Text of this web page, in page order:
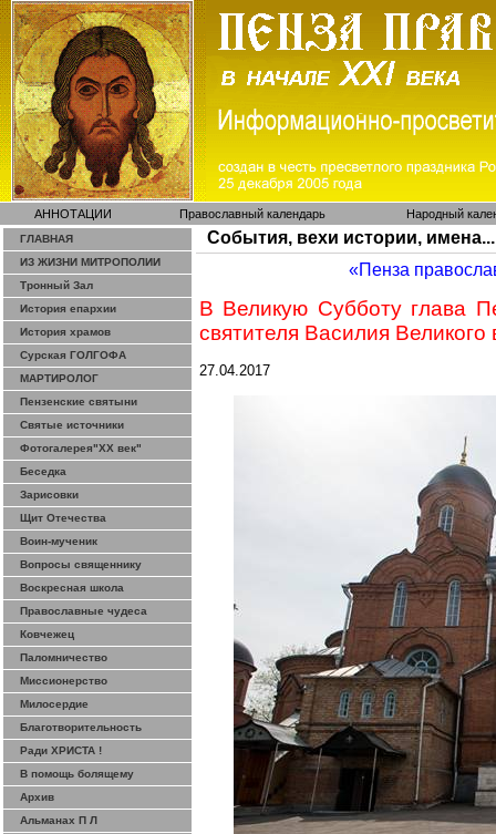
АННОТАЦИИ Православный календарь Народный
ГЛАВНАЯ
ИЗ ЖИЗНИ МИТРОПОЛИИ
Тронный Зал
История епархии
История храмов
Сурская ГОЛГОФА
МАРТИРОЛОГ
Пензенские святыни
Святые источники
Фотогалерея"ХХ век"
Беседка
Зарисовки
Щит Отечества
Воин-мученик
Вопросы священнику
Воскресная школа
Православные чудеса
Ковчежец
Паломничество
Миссионерство
Милосердие
Благотворительность
Ради ХРИСТА !
В помощь болящему
Архив
Альманах П Л
События, вехи истории, имена...
«Пенза
В Великую Субботу глава
святителя Василия
27.04.2017